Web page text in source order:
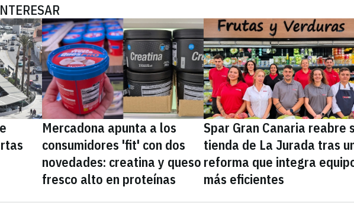
Mercadona apunta a los
consumidores 'fit' con dos
novedades: creatina y queso
fresco alto en proteínas
Spar Gran Canaria reabre
tienda de La Jurada tras
reforma que integra
más eficientes